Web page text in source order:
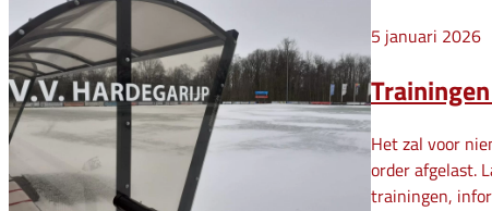
5 januari 2026
Het zal voor
order afgelast.
trainingen,